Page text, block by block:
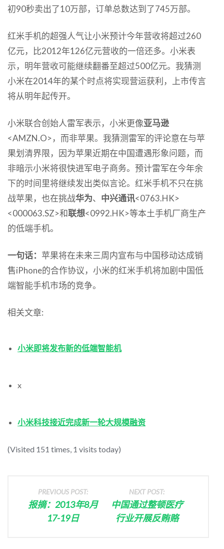
初90秒卖出了10万部，订单总数达到了745万部。
红米手机的超强人气让小米预计今年营收将超过260
亿元，比2012年126亿元营收的一倍还多。小米表
示，明年营收可能继续翻番至超过500亿元。我猜测
小米在2014年的某个时点将实现营运获利，上市传言
将从明年起传开。
小米联合创始人雷军表示，小米更像亚马逊
<AMZN.O>，而非苹果。我猜测雷军的评论意在与苹
果划清界限，因为苹果近期在中国遭遇形象问题，而
非暗示小米将很快进军电子商务。预计雷军在今年余
下的时间里将继续发出类似言论。红米手机不只在挑
战苹果，也在挑战华为、 中兴通讯<0763.HK>
<000063.SZ>和联想<0992.HK>等本土手机厂商生产
的低端手机。
一句话： 苹果将在未来三周内宣布与中国移动达成销
售iPhone的合作协议，小米的红米手机将加剧中国低
端智能手机市场的竞争。
相关文章:
小米即将发布新的低端智能机
x
小米科技接近完成新一轮大规模融资
(Visited 151 times, 1 visits today)
PREVIOUS POST:
报摘：2013年8月
17-19日
NEXT POST:
中国通过整顿医疗
行业开展反贿赂